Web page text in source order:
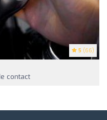
5 (66)
contact